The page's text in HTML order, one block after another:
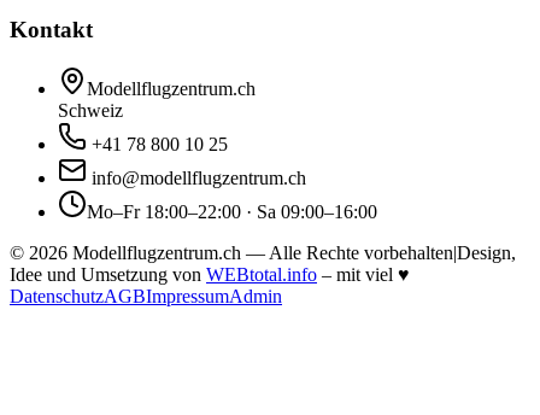
Kontakt
Modellflugzentrum.ch
Schweiz
+41 78 800 10 25
info@modellflugzentrum.ch
Mo–Fr 18:00–22:00 · Sa 09:00–16:00
© 2026 Modellflugzentrum.ch — Alle Rechte vorbehalten|Design,
Idee und Umsetzung von WEBtotal.info – mit viel ♥
DatenschutzAGBImpressumAdmin